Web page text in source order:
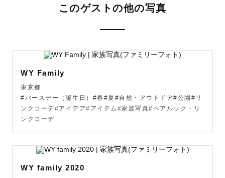
はじめまして！﻿﻿
沢山笑うカメラマンのみぃきぺでぃあと申します！﻿﻿
育児の都合上、特に土日祝に‪✕‬の日程もございますが可能
な限り調節いたします。お気軽にご相談ください。
『やさしい』『自然な』『暖かい』な写真が得意で、飾り
撮影前、撮影中、撮影後全てを含めて「特別なものになっ
このゲストの他の写真
WY Family
東京都
#バースデー（誕生日）#春#夏#自然・アウトドア#公園#リ
ンクコーデ#アイデア#アイテム#家族写真#ペアルック・リ
ンクコーデ
WY family 2020